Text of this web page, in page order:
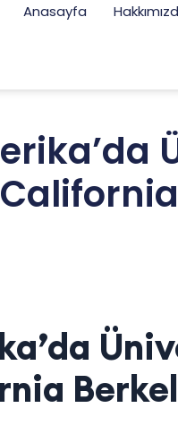
Anasayfa